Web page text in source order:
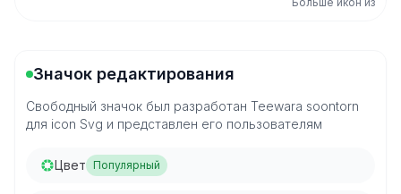
Значок редактирования
Свободный значок был разработан Teewara soontorn
для icon Svg и представлен его пользователям
Цвет Популярный